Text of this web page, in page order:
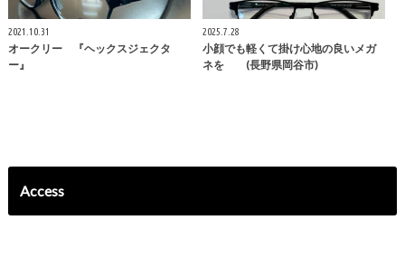
2021.10.31
オークリー 『ヘックスジェクタ
ー』
2025.7.28
小顔でも軽くて掛け心地の良いメガ
ネを (長野県岡谷市)
Access